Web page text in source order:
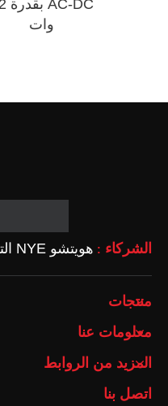
الشركاء : هويتشو NYE التكنولوجيا المحدودة
منتجات
معلومات عنا
المزيد من الروابط
اتصل بنا